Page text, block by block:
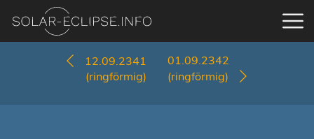
12.09.2341
(ringförmig)
01.09.2342
(ringförmig)